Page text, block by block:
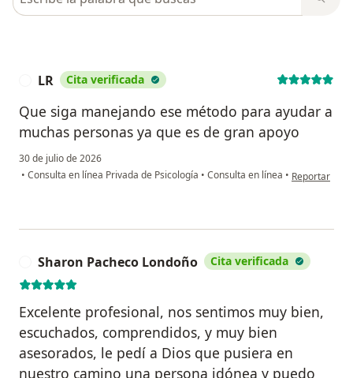
LR Cita verificada
Que siga manejando ese método para ayudar a
muchas personas ya que es de gran apoyo
30 de julio de 2026
• Consulta en línea Privada de Psicología • Consulta en línea • en opinión
Reportar
Sharon Pacheco Londoño Cita verificada
Excelente profesional, nos sentimos muy bien,
escuchados, comprendidos, y muy bien
asesorados, le pedí a Dios que pusiera en
nuestro camino una persona idónea y puedo